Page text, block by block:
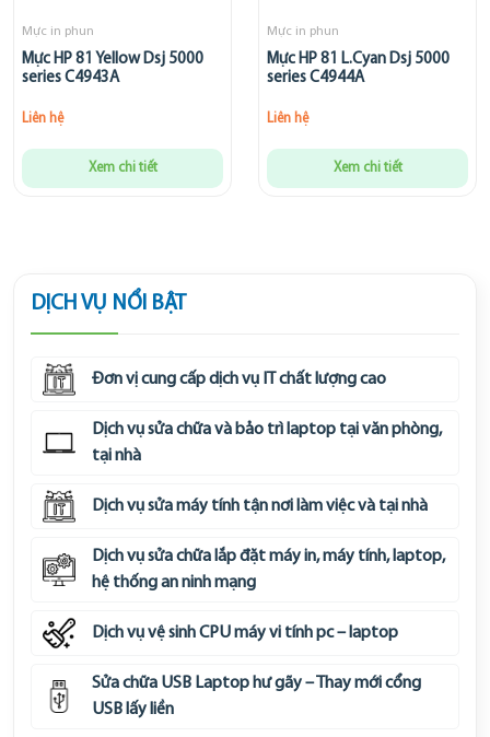
Mực in phun
Mực HP 81 Yellow Dsj 5000
series C4943A
Liên hệ
Xem chi tiết
Mực in phun
Mực HP 81 L.Cyan Dsj 5000
series C4944A
Liên hệ
Xem chi tiết
DỊCH VỤ NỔI BẬT
Đơn vị cung cấp dịch vụ IT chất lượng cao
Dịch vụ sửa chữa và bảo trì laptop tại văn phòng,
tại nhà
Dịch vụ sửa máy tính tận nơi làm việc và tại nhà
Dịch vụ sửa chữa lắp đặt máy in, máy tính, laptop,
hệ thống an ninh mạng
Dịch vụ vệ sinh CPU máy vi tính pc – laptop
Sửa chữa USB Laptop hư gãy – Thay mới cổng
USB lấy liền